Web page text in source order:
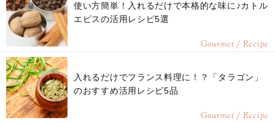
使い方簡単！入れるだけで本格的な味に♪カトル
エピスの活用レシピ5選
Gourmet / Recipe
入れるだけでフランス料理に！？「タラゴン」
のおすすめ活用レシピ5品
Gourmet / Recipe